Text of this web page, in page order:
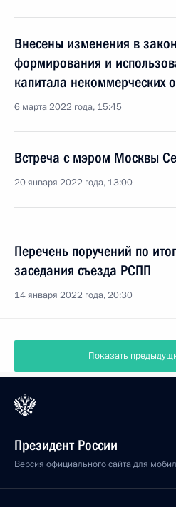
Внесены изменения в
формирования и
капитала некоммерческих
6 марта 2022 года, 15:45
Встреча с мэром Москвы
20 января 2022 года, 13:00
Перечень поручений по
заседания съезда РСПП
14 января 2022 года, 20:30
Показать
Президент России
Версия официального сайта для